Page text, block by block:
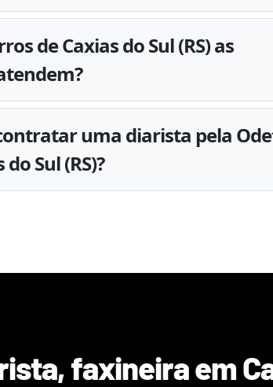
de Caxias do Sul (RS) as
uma diarista pela
Sul (RS)?
faxineira em